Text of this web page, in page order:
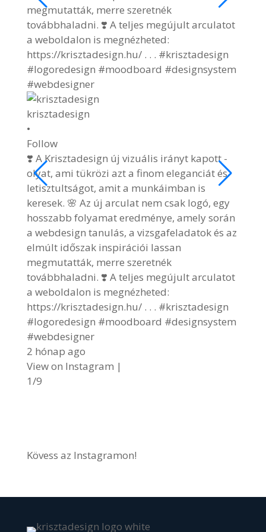
krisztadesign
•
Follow
❣️ A Krisztadesign új vizuális irányt kapott -
olyat, ami tükrözi azt a finom eleganciát és
letisztultságot, amit a munkáimban is
keresek. 🌸 Az új arculat nem csak logó, egy
hosszabb folyamat eredménye, amely során
a webdesign tanulás, a vizsgafeladatok és az
elmúlt időszak inspirációi lassan
megmutatták, merre szeretnék
továbbhaladni. ❣️ A teljes megújult arculatot
a weboldalon is megnézheted:
https://krisztadesign.hu/ . . . #krisztadesign
#logoredesign #moodboard #designsystem
#webdesigner
2 hónap ago
View on Instagram |
1/9
Kövess az Instagramon!